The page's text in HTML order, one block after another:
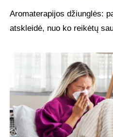
Aromaterapijos džiunglės:
atskleidė, nuo ko reikėtų